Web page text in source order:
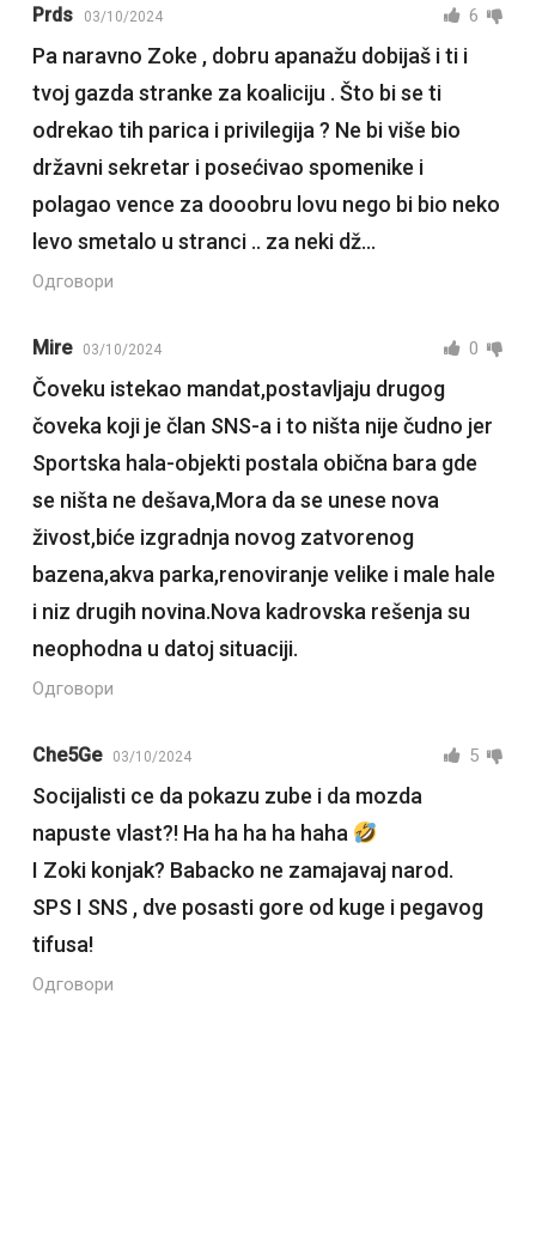
Prds 03/10/2024 6
Pa naravno Zoke , dobru apanažu dobijaš i ti i
tvoj gazda stranke za koaliciju . Što bi se ti
odrekao tih parica i privilegija ? Ne bi više bio
državni sekretar i posećivao spomenike i
polagao vence za dooobru lovu nego bi bio neko
levo smetalo u stranci .. za neki dž…
Одговори
Mire 03/10/2024 0
Čoveku istekao mandat,postavljaju drugog
čoveka koji je član SNS-a i to ništa nije čudno jer
Sportska hala-objekti postala obična bara gde
se ništa ne dešava,Mora da se unese nova
živost,biće izgradnja novog zatvorenog
bazena,akva parka,renoviranje velike i male hale
i niz drugih novina.Nova kadrovska rešenja su
neophodna u datoj situaciji.
Одговори
Che5Ge 03/10/2024 5
Socijalisti ce da pokazu zube i da mozda
napuste vlast?! Ha ha ha ha haha
I Zoki konjak? Babacko ne zamajavaj narod.
SPS I SNS , dve posasti gore od kuge i pegavog
tifusa!
Одговори